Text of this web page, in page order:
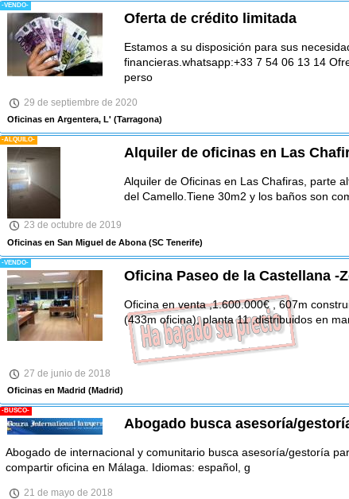
-VENDO-
Oferta de crédito limitada
Estamos a su disposición para sus
financieras.whatsapp:+33 7 54 06 13 14
perso
29 de septiembre de 2020
Oficinas en Argentera, L' (Tarragona)
-ALQUILO-
Alquiler de oficinas en Las
Alquiler de Oficinas en Las Chafiras, parte
del Camello.Tiene 30m2 y los baños son
23 de octubre de 2019
Oficinas en San Miguel de Abona(SC Tenerife)
-VENDO-
Oficina Paseo de la Castellana -
Oficina en venta ,1.600.000€ , 607m
(433m oficina), planta 11 ,distribuidos en
27 de junio de 2018
Oficinas en Madrid (Madrid)
-BUSCO-
Abogado busca asesoría/
Abogado de internacional y comunitario busca asesoría/gestoría
compartir oficina en Málaga. Idiomas: español, g
21 de mayo de 2018